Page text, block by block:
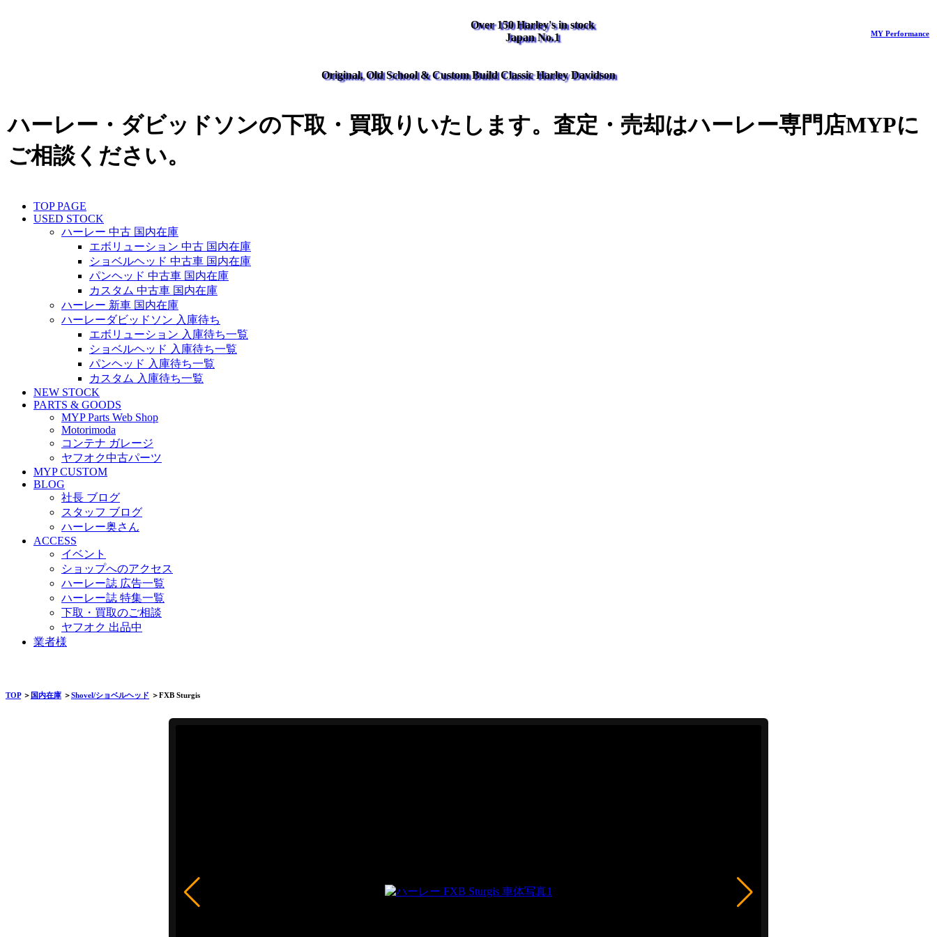
Over 150 Harley's in stock
Japan No.1
MY Performance
Original, Old School & Custom Build Classic Harley Davidson
ハーレー・ダビッドソンの下取・買取りいたします。査定・売却はハーレー専門店MYPに
ご相談ください。
TOP PAGE
USED STOCK
ハーレー 中古 国内在庫
エボリューション 中古 国内在庫
ショベルヘッド 中古車 国内在庫
パンヘッド 中古車 国内在庫
カスタム 中古車 国内在庫
ハーレー 新車 国内在庫
ハーレーダビッドソン 入庫待ち
エボリューション 入庫待ち一覧
ショベルヘッド 入庫待ち一覧
パンヘッド 入庫待ち一覧
カスタム 入庫待ち一覧
NEW STOCK
PARTS & GOODS
MYP Parts Web Shop
Motorimoda
コンテナ ガレージ
ヤフオク中古パーツ
MYP CUSTOM
BLOG
社長 ブログ
スタッフ ブログ
ハーレー奥さん
ACCESS
イベント
ショップへのアクセス
ハーレー誌 広告一覧
ハーレー誌 特集一覧
下取・買取のご相談
ヤフオク 出品中
業者様
TOP＞ 国内在庫 ＞Shovel/ショベルヘッド ＞FXB Sturgis